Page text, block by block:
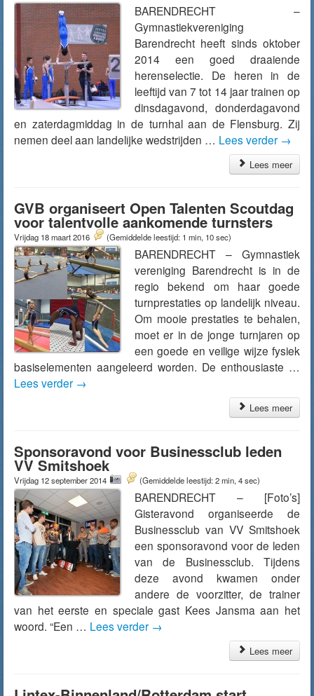
BARENDRECHT –
Gymnastiekvereniging
Barendrecht heeft sinds oktober
2014 een goed draaiende
herenselectie. De heren in de
leeftijd van 7 tot 14 jaar trainen op
dinsdagavond, donderdagavond
en zaterdagmiddag in de turnhal aan de Flensburg. Zij
nemen deel aan landelijke wedstrijden … Lees verder →
Lees meer
GVB organiseert Open Talenten Scoutdag
voor talentvolle aankomende turnsters
Vrijdag 18 maart 2016 (Gemiddelde leestijd: 1 min, 10 sec)
BARENDRECHT – Gymnastiek
vereniging Barendrecht is in de
regio bekend om haar goede
turnprestaties op landelijk niveau.
Om mooie prestaties te behalen,
moet er in de jonge turnjaren op
een goede en veilige wijze fysiek
basiselementen aangeleerd worden. De enthousiaste …
Lees verder →
Lees meer
Sponsoravond voor Businessclub leden
VV Smitshoek
Vrijdag 12 september 2014 (Gemiddelde leestijd: 2 min, 4 sec)
BARENDRECHT – [Foto’s]
Gisteravond organiseerde de
Businessclub van VV Smitshoek
een sponsoravond voor de leden
van de Businessclub. Tijdens
deze avond kwamen onder
andere de voorzitter, de trainer
van het eerste en speciale gast Kees Jansma aan het
woord. “Een … Lees verder →
Lees meer